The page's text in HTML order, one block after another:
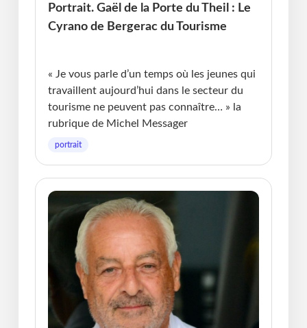
Portrait. Gaël de la Porte du Theil : Le
Cyrano de Bergerac du Tourisme
« Je vous parle d’un temps où les jeunes qui
travaillent aujourd’hui dans le secteur du
tourisme ne peuvent pas connaître… » la
rubrique de Michel Messager
portrait